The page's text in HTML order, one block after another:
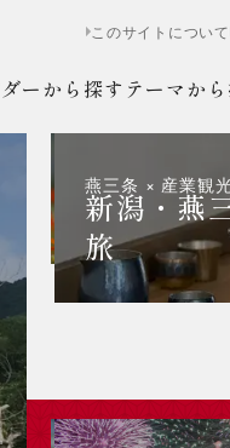
このサイトについて
ーから探す テーマか
お祭り・伝統
2026
燕三条 × 産業観光
新潟・燕
旅